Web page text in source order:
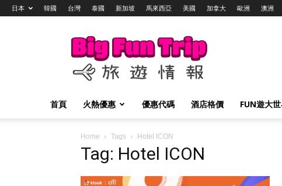
日本 韓國 台灣 泰國 新加坡 馬來西亞 美國 加拿大 歐洲 澳洲
Big
Trip
旅
情
報
首頁 火熱優惠 優惠代碼 酒店格價 FUN遊大
Home Tags Hotel ICON
Tag: Hotel ICON